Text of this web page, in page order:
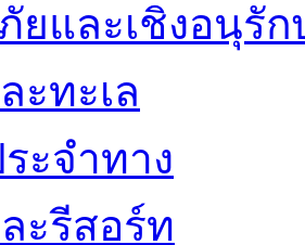
ยและเชิงอนุรัก
ะทะเล
ะจำทาง
ะรีสอร์ท